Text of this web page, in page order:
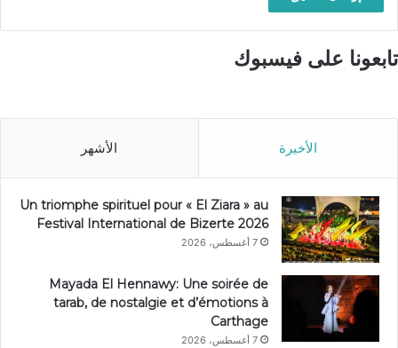
تابعونا على فيسبوك
الأخيرة الأشهر
Un triomphe spirituel pour « El Ziara » au
Festival International de Bizerte 2026
7 أغسطس، 2026
Mayada El Hennawy: Une soirée de
tarab, de nostalgie et d’émotions à
Carthage
7 أغسطس، 2026